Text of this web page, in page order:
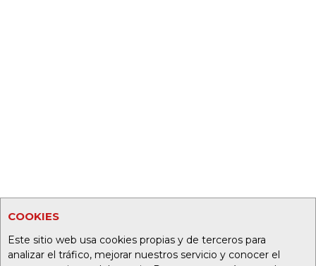
COOKIES
Este sitio web usa cookies propias y de terceros para
analizar el tráfico, mejorar nuestros servicio y conocer el